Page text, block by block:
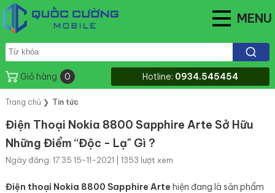
MENU
Giỏ hàng 0 Hotline: 0934.545454
Trang chủ ❯ Tin tức
Điện Thoại Nokia 8800 Sapphire Arte Sở Hữu
Những Điểm “Độc - Lạ" Gì ?
Ngày đăng: 17:35 15-11-2021 | 1353 lượt xem
Điện thoại Nokia 8800 Sapphire Arte hiện đang là sản phẩm